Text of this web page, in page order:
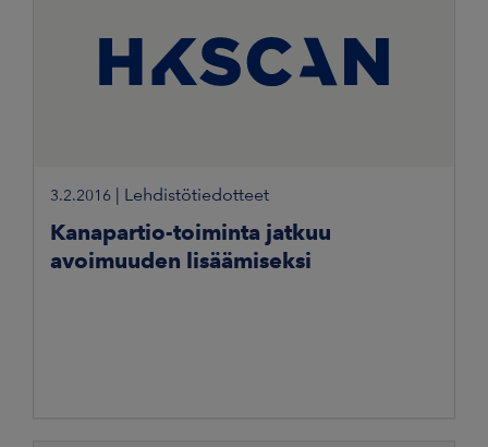
3.2.2016 Lehdistötiedotteet
Kanapartio-toiminta jatkuu
avoimuuden lisäämiseksi